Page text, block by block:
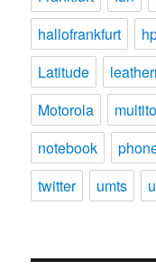
hallofrankfurt
Latitude
Motorola
notebook
twitter
umts